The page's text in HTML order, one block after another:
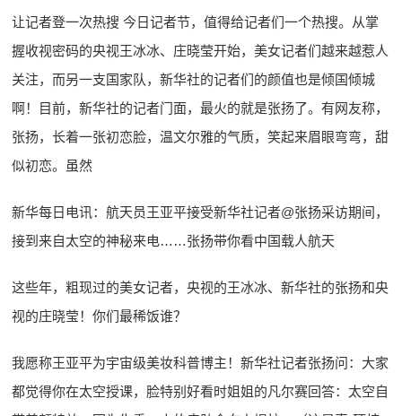
让记者登一次热搜 今日记者节，值得给记者们一个热搜。从掌
握收视密码的央视王冰冰、庄晓莹开始，美女记者们越来越惹人
关注，而另一支国家队，新华社的记者们的颜值也是倾国倾城
啊！目前，新华社的记者门面，最火的就是张扬了。有网友称，
张扬，长着一张初恋脸，温文尔雅的气质，笑起来眉眼弯弯，甜
似初恋。虽然
新华每日电讯：航天员王亚平接受新华社记者@张扬采访期间，
接到来自太空的神秘来电……张扬带你看中国载人航天
这些年，粗现过的美女记者，央视的王冰冰、新华社的张扬和央
视的庄晓莹！你们最稀饭谁？
我愿称王亚平为宇宙级美妆科普博主！新华社记者张扬问：大家
都觉得你在太空授课，脸特别好看时姐姐的凡尔赛回答：太空自